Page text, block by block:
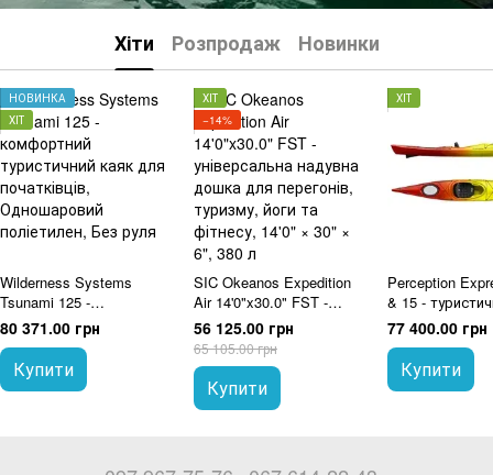
Хіти Розпродаж Новинки
НОВИНКА
ХІТ
Wilderness Systems
Tsunami 125 -
комфортний туристичний
каяк для початківців
80 371.00 грн
Купити
ХІТ
−14%
SIC Okeanos Expedition
Air 14'0"x30.0" FST -
універсальна надувна
дошка для перегонів,
туризму, йоги та фітнесу
56 125.00 грн
65 105.00 грн
Купити
ХІТ
Perception
& 15 -
для походів
типами водойм
77 400.00 грн
Купити